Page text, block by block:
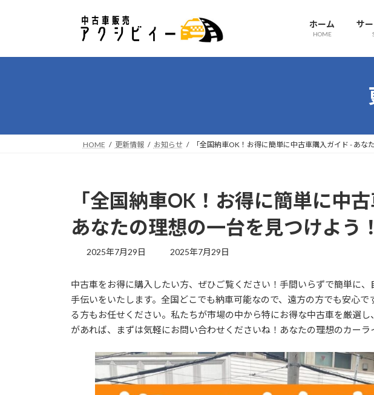
プ
動
ホーム
HOME
サ
HOME 更新情報 お知らせ 「全国納車OK！お得に簡単に中古車購入ガイド - あな
「全国納車OK！お得に簡単に中
あなたの理想の一台を見つけよう
2025年7月29日
最
新
日
時
2025年7月29日
中古車をお得に購入したい方、ぜひご覧ください！手間いらずで簡単に
手伝いをいたします。全国どこでも納車可能なので、遠方の方でも安心で
る方もお任せください。私たちが市場の中から特にお得な中古車を厳選
があれば、まずは気軽にお問い合わせくださいね！あなたの理想のカーラ